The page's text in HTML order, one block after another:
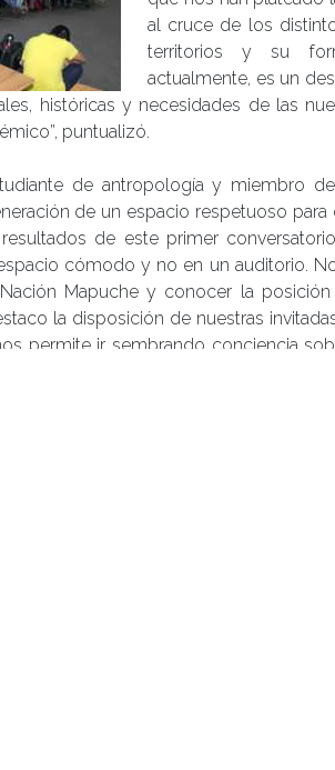
al cruce de los
territorios y su
actualmente, es un
históricas y necesidades de las
puntualizó.
de antropología y miembro
de un espacio respetuoso para
de este primer
cómodo y no en un auditorio.
Mapuche y conocer la
la disposición de nuestras
permite ir sembrando conciencia